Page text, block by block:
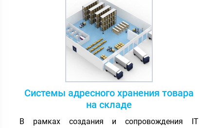
Системы адресного хранения товара
на складе
В рамках создания и сопровождения IT